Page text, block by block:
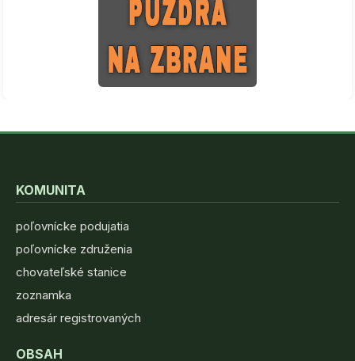
KOMUNITA
poľovnícke podujatia
poľovnícke združenia
chovateľské stanice
zoznamka
adresár registrovaných
OBSAH